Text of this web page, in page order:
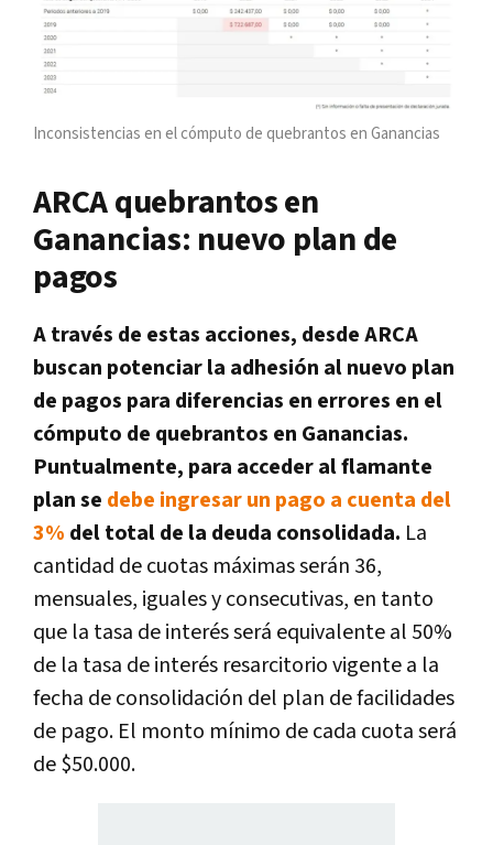
Inconsistencias en el cómputo de quebrantos en Ganancias
ARCA quebrantos en
Ganancias: nuevo plan de
pagos
A través de estas acciones, desde ARCA
buscan potenciar la adhesión al nuevo plan
de pagos para diferencias en errores en el
cómputo de quebrantos en Ganancias.
Puntualmente, para acceder al flamante
plan se debe ingresar un pago a cuenta del
3% del total de la deuda consolidada. La
cantidad de cuotas máximas serán 36,
mensuales, iguales y consecutivas, en tanto
que la tasa de interés será equivalente al 50%
de la tasa de interés resarcitorio vigente a la
fecha de consolidación del plan de facilidades
de pago. El monto mínimo de cada cuota será
de $50.000.